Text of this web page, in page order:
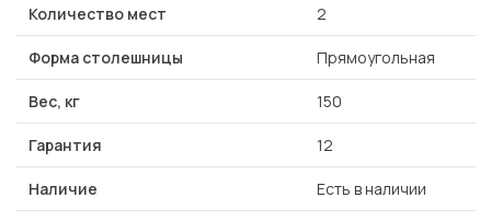
Количество мест 2
Форма столешницы Прямоугольная
Вес, кг 150
Гарантия 12
Наличие Есть в наличии